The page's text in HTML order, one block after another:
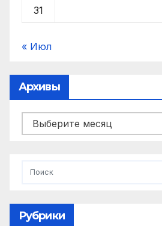
31
« Июл
Архивы
Архивы
Рубрики